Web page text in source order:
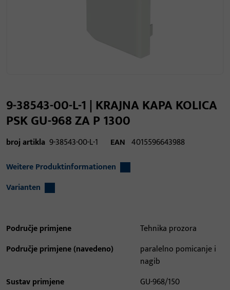
9-38543-00-L-1 | KRAJNA KAPA KOLICA
PSK GU-968 ZA P 1300
broj artikla 9-38543-00-L-1 EAN 4015596643988
Weitere Produktinformationen
Varianten
Područje primjene
Tehnika prozora
Područje primjene (navedeno)
paralelno pomicanje i
nagib
Sustav primjene
GU-968/150